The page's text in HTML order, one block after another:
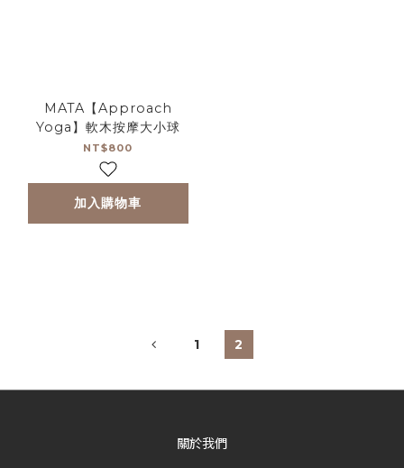
MATA【Approach
Yoga】軟木按摩大小球
NT$800
加入購物車
1 2
關於我們